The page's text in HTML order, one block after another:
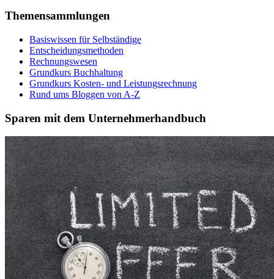
Themensammlungen
Basiswissen für Selbständige
Entscheidungsmethoden
Rechnungswesen
Grundkurs Buchhaltung
Grundkurs Kosten- und Leistungsrechnung
Rund ums Bloggen von A-Z
Sparen mit dem Unternehmerhandbuch